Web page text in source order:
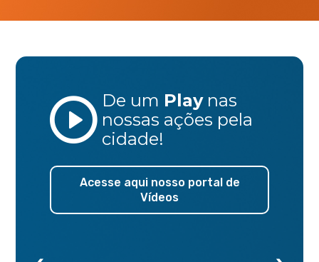
De um Play nas
nossas ações pela
cidade!
Acesse aqui nosso portal de
Vídeos